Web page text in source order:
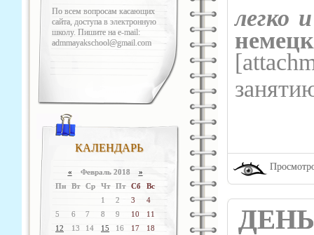
По всем вопросам касающих
сайта, доступа в электронную
школу. Пишите на e-mail:
admmayakschool@gmail.com
КАЛЕНДАРЬ
« Февраль 2018 »
Пн
Вт Ср Чт Пт Сб
Вс
1
2 3
4
5
6 7 8 9 10
11
12
13 14 15 16 17
18
легко